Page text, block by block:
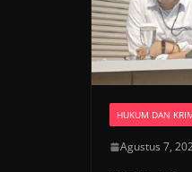
HUKUM DAN
Agustus 7,